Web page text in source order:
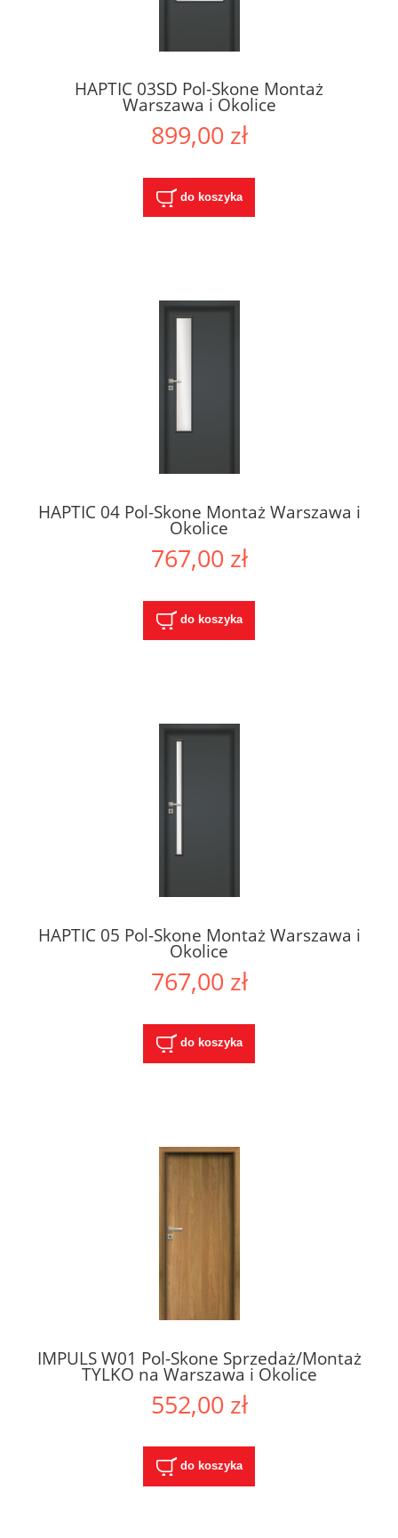
HAPTIC 03SD Pol-Skone Montaż
Warszawa i Okolice
899,00 zł
do koszyka
HAPTIC 04 Pol-Skone Montaż Warszawa i
Okolice
767,00 zł
do koszyka
HAPTIC 05 Pol-Skone Montaż Warszawa i
Okolice
767,00 zł
do koszyka
IMPULS W01 Pol-Skone Sprzedaż/Montaż
TYLKO na Warszawa i Okolice
552,00 zł
do koszyka